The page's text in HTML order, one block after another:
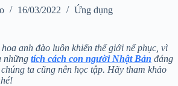
16/03/2022 Ứng dụng
anh đào luôn khiến thế giới nể phục, vì
những tích cách con người Nhật Bản đáng
ta cũng nên học tập. Hãy tham khảo